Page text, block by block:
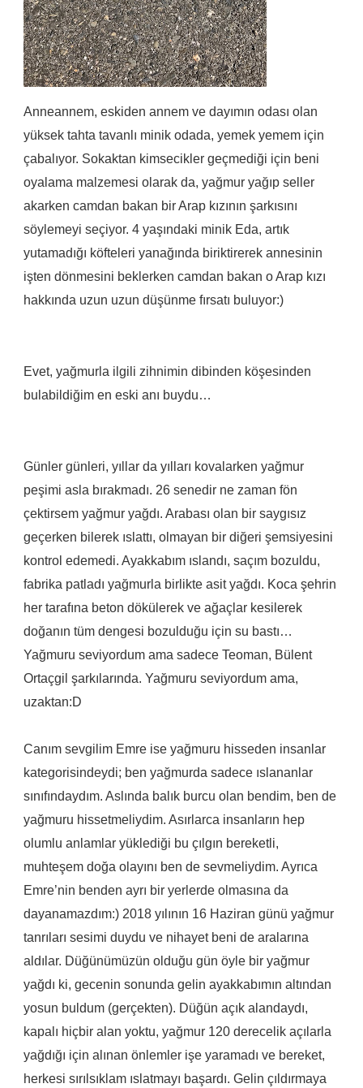
Anneannem, eskiden annem ve dayımın odası olan
yüksek tahta tavanlı minik odada, yemek yemem için
çabalıyor. Sokaktan kimsecikler geçmediği için beni
oyalama malzemesi olarak da, yağmur yağıp seller
akarken camdan bakan bir Arap kızının şarkısını
söylemeyi seçiyor. 4 yaşındaki minik Eda, artık
yutamadığı köfteleri yanağında biriktirerek annesinin
işten dönmesini beklerken camdan bakan o Arap kızı
hakkında uzun uzun düşünme fırsatı buluyor:)
Evet, yağmurla ilgili zihnimin dibinden köşesinden
bulabildiğim en eski anı buydu…
Günler günleri, yıllar da yılları kovalarken yağmur
peşimi asla bırakmadı. 26 senedir ne zaman fön
çektirsem yağmur yağdı. Arabası olan bir saygısız
geçerken bilerek ıslattı, olmayan bir diğeri şemsiyesini
kontrol edemedi. Ayakkabım ıslandı, saçım bozuldu,
fabrika patladı yağmurla birlikte asit yağdı. Koca şehrin
her tarafına beton dökülerek ve ağaçlar kesilerek
doğanın tüm dengesi bozulduğu için su bastı…
Yağmuru seviyordum ama sadece Teoman, Bülent
Ortaçgil şarkılarında. Yağmuru seviyordum ama,
uzaktan:D
Canım sevgilim Emre ise yağmuru hisseden insanlar
kategorisindeydi; ben yağmurda sadece ıslananlar
sınıfındaydım. Aslında balık burcu olan bendim, ben de
yağmuru hissetmeliydim. Asırlarca insanların hep
olumlu anlamlar yüklediği bu çılgın bereketli,
muhteşem doğa olayını ben de sevmeliydim. Ayrıca
Emre’nin benden ayrı bir yerlerde olmasına da
dayanamazdım:) 2018 yılının 16 Haziran günü yağmur
tanrıları sesimi duydu ve nihayet beni de aralarına
aldılar. Düğünümüzün olduğu gün öyle bir yağmur
yağdı ki, gecenin sonunda gelin ayakkabımın altından
yosun buldum (gerçekten). Düğün açık alandaydı,
kapalı hiçbir alan yoktu, yağmur 120 derecelik açılarla
yağdığı için alınan önlemler işe yaramadı ve bereket,
herkesi sırılsıklam ıslatmayı başardı. Gelin çıldırmaya